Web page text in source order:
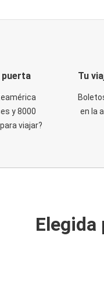
puerta
y 8000
viajar?
Tu
en la
Elegida